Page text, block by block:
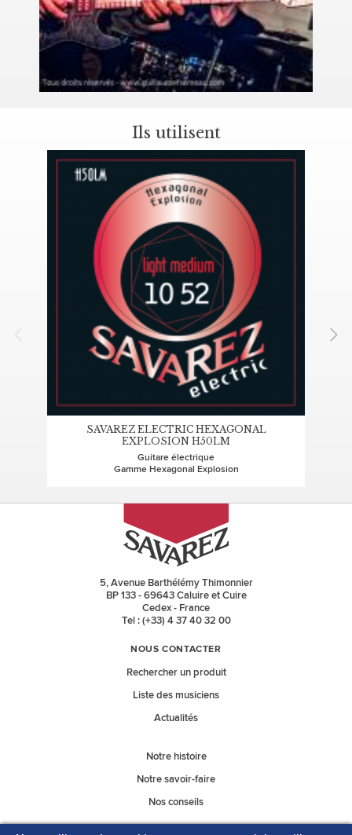
Ils utilisent
SAVAREZ ELECTRIC HEXAGONAL
EXPLOSION H50LM
Guitare électrique
Gamme Hexagonal Explosion
5, Avenue Barthélémy Thimonnier
BP 133 - 69643 Caluire et Cuire
Cedex - France
Tel : (+33) 4 37 40 32 00
NOUS CONTACTER
Rechercher un produit
Liste des musiciens
Actualités
Notre histoire
Notre savoir-faire
Nos conseils